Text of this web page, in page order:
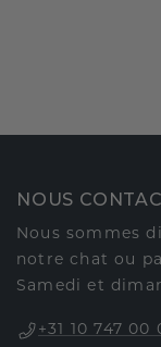
NOUS
Nous sommes
notre chat ou
Samedi et
+31 10 747 00